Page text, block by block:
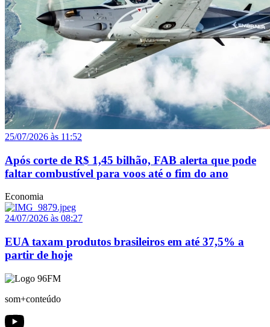
25/07/2026 às 11:52
Após corte de R$ 1,45 bilhão, FAB alerta que pode
faltar combustível para voos até o fim do ano
Economia
24/07/2026 às 08:27
EUA taxam produtos brasileiros em até 37,5% a
partir de hoje
som+conteúdo